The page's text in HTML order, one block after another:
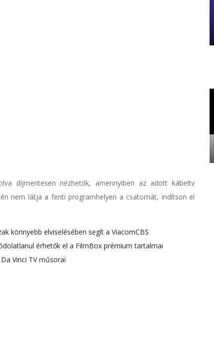
díjmentesen nézhetők, amennyiben az adott kábeltv
nem látja a fenti programhelyen a csatornát, indítson el
könnyebb elviselésében segít a ViacomCBS
érhetők el a FilmBox prémium tartalmai
Vinci TV műsorai